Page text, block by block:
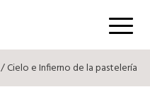
Menú
/ Cielo e Infierno de la pastelería